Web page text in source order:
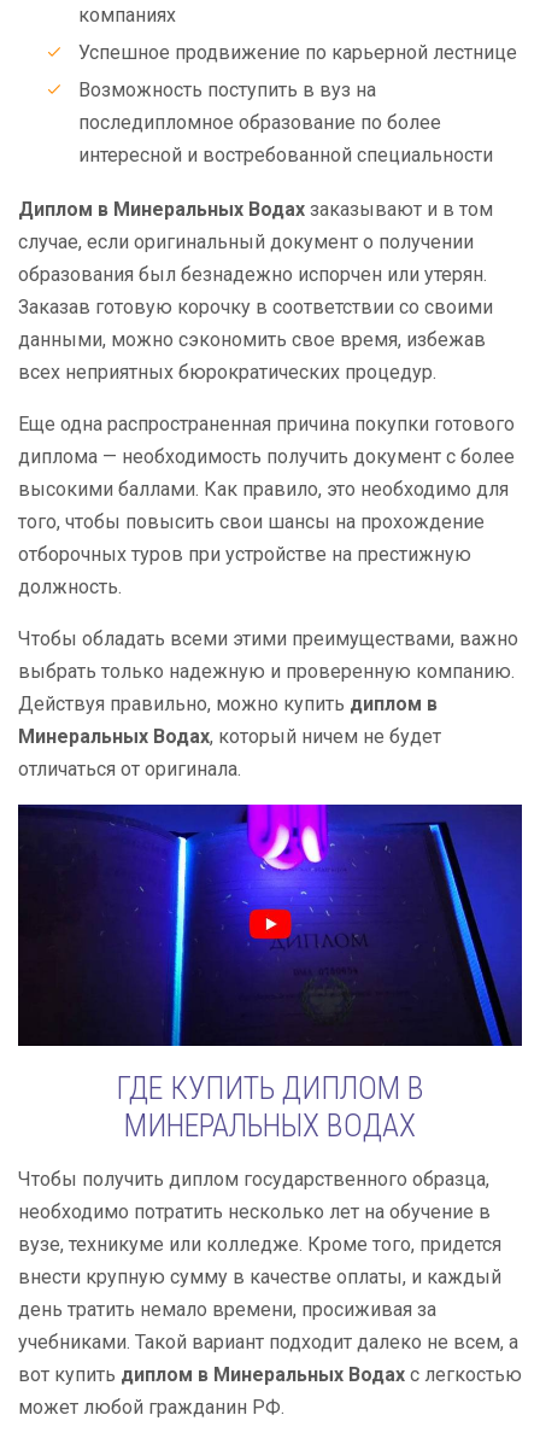
компаниях
Успешное продвижение по карьерной лестнице
Возможность поступить в вуз на
последипломное образование по более
интересной и востребованной специальности
Диплом в Минеральных Водах заказывают и в том
случае, если оригинальный документ о получении
образования был безнадежно испорчен или утерян.
Заказав готовую корочку в соответствии со своими
данными, можно сэкономить свое время, избежав
всех неприятных бюрократических процедур.
Еще одна распространенная причина покупки готового
диплома — необходимость получить документ с более
высокими баллами. Как правило, это необходимо для
того, чтобы повысить свои шансы на прохождение
отборочных туров при устройстве на престижную
должность.
Чтобы обладать всеми этими преимуществами, важно
выбрать только надежную и проверенную компанию.
Действуя правильно, можно купить диплом в
Минеральных Водах, который ничем не будет
отличаться от оригинала.
ГДЕ КУПИТЬ ДИПЛОМ В
МИНЕРАЛЬНЫХ ВОДАХ
Чтобы получить диплом государственного образца,
необходимо потратить несколько лет на обучение в
вузе, техникуме или колледже. Кроме того, придется
внести крупную сумму в качестве оплаты, и каждый
день тратить немало времени, просиживая за
учебниками. Такой вариант подходит далеко не всем, а
вот купить диплом в Минеральных Водах с легкостью
может любой гражданин РФ.